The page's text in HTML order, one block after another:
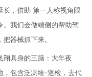
长，借助 第一人称视角眼
。我们会做端侧的帮助驾
器械抓下来。
翔具身的三脑：大年夜
，包含泛测绘-巡检，去代